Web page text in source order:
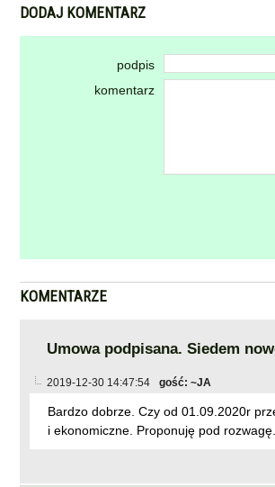
DODAJ KOMENTARZ
podpis
komentarz
KOMENTARZE
Umowa podpisana. Siedem
2019-12-30 14:47:54 gość: ~JA
Bardzo dobrze. Czy od 01.09.2020r
i ekonomiczne. Proponuję pod